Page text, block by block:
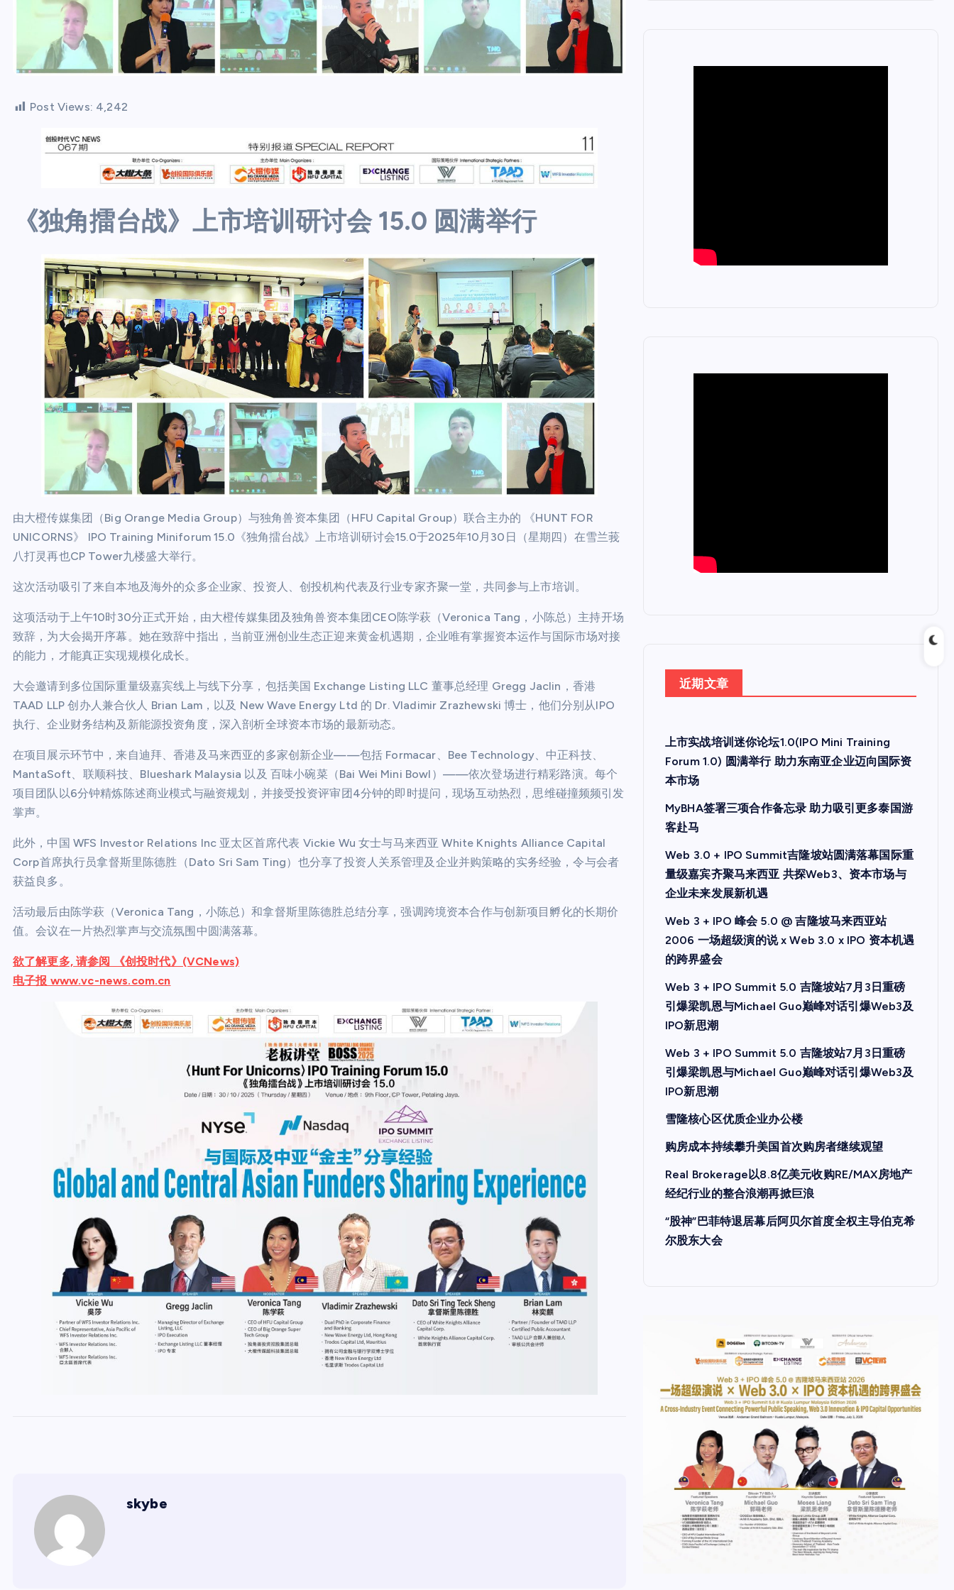
Post Views: 4,242
《独角擂台战》上市培训研讨会 15.0 圆满举行
由大橙传媒集团（Big Orange Media Group）与独角兽资本集团（HFU Capital Group）联合主办的 《HUNT FOR
UNICORNS》 IPO Training Miniforum 15.0《独角擂台战》上市培训研讨会15.0于2025年10月30日（星期四）在雪兰莪
八打灵再也CP Tower九楼盛大举行。
这次活动吸引了来自本地及海外的众多企业家、投资人、创投机构代表及行业专家齐聚一堂，共同参与上市培训。
这项活动于上午10时30分正式开始，由大橙传媒集团及独角兽资本集团CEO陈学萩（Veronica Tang，小陈总）主持开场
致辞，为大会揭开序幕。她在致辞中指出，当前亚洲创业生态正迎来黄金机遇期，企业唯有掌握资本运作与国际市场对接
的能力，才能真正实现规模化成长。
大会邀请到多位国际重量级嘉宾线上与线下分享，包括美国 Exchange Listing LLC 董事总经理 Gregg Jaclin，香港
TAAD LLP 创办人兼合伙人 Brian Lam，以及 New Wave Energy Ltd 的 Dr. Vladimir Zrazhewski 博士，他们分别从IPO
执行、企业财务结构及新能源投资角度，深入剖析全球资本市场的最新动态。
在项目展示环节中，来自迪拜、香港及马来西亚的多家创新企业——包括 Formacar、Bee Technology、中正科技、
MantaSoft、联顺科技、Blueshark Malaysia 以及 百味小碗菜（Bai Wei Mini Bowl）——依次登场进行精彩路演。每个
项目团队以6分钟精炼陈述商业模式与融资规划，并接受投资评审团4分钟的即时提问，现场互动热烈，思维碰撞频频引发
掌声。
此外，中国 WFS Investor Relations Inc 亚太区首席代表 Vickie Wu 女士与马来西亚 White Knights Alliance Capital
Corp首席执行员拿督斯里陈德胜（Dato Sri Sam Ting）也分享了投资人关系管理及企业并购策略的实务经验，令与会者
获益良多。
活动最后由陈学萩（Veronica Tang，小陈总）和拿督斯里陈德胜总结分享，强调跨境资本合作与创新项目孵化的长期价
值。会议在一片热烈掌声与交流氛围中圆满落幕。
欲了解更多, 请参阅 《创投时代》(VCNews)
电子报 www.vc-news.com.cn
skybe
近期文章
上市实战培训迷你论坛1.0(IPO Mini Training
Forum 1.0) 圆满举行 助力东南亚企业迈向国际资
本市场
MyBHA签署三项合作备忘录 助力吸引更多泰国游
客赴马
Web 3.0 + IPO Summit吉隆坡站圆满落幕国际重
量级嘉宾齐聚马来西亚 共探Web3、资本市场与
企业未来发展新机遇
Web 3 + IPO 峰会 5.0 @ 吉隆坡马来西亚站
2006 一场超级演的说 x Web 3.0 x IPO 资本机遇
的跨界盛会
Web 3 + IPO Summit 5.0 吉隆坡站7月3日重磅
引爆梁凯恩与Michael Guo巅峰对话引爆Web3及
IPO新思潮
Web 3 + IPO Summit 5.0 吉隆坡站7月3日重磅
引爆梁凯恩与Michael Guo巅峰对话引爆Web3及
IPO新思潮
雪隆核心区优质企业办公楼
购房成本持续攀升美国首次购房者继续观望
Real Brokerage以8.8亿美元收购RE/MAX房地产
经纪行业的整合浪潮再掀巨浪
“股神”巴菲特退居幕后阿贝尔首度全权主导伯克希
尔股东大会